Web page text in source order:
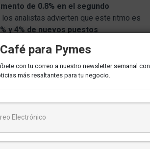
de 0.8% en el segundo
analistas advierten que este ritmo es
y 4% de nuevos puestos
la vacancia presidencial,
Research.
estabilizar la moneda
señal de cierta confianza internacional
Café para Pymes
con tu correo a nuestro newsletter semanal con
más resaltantes para tu negocio.